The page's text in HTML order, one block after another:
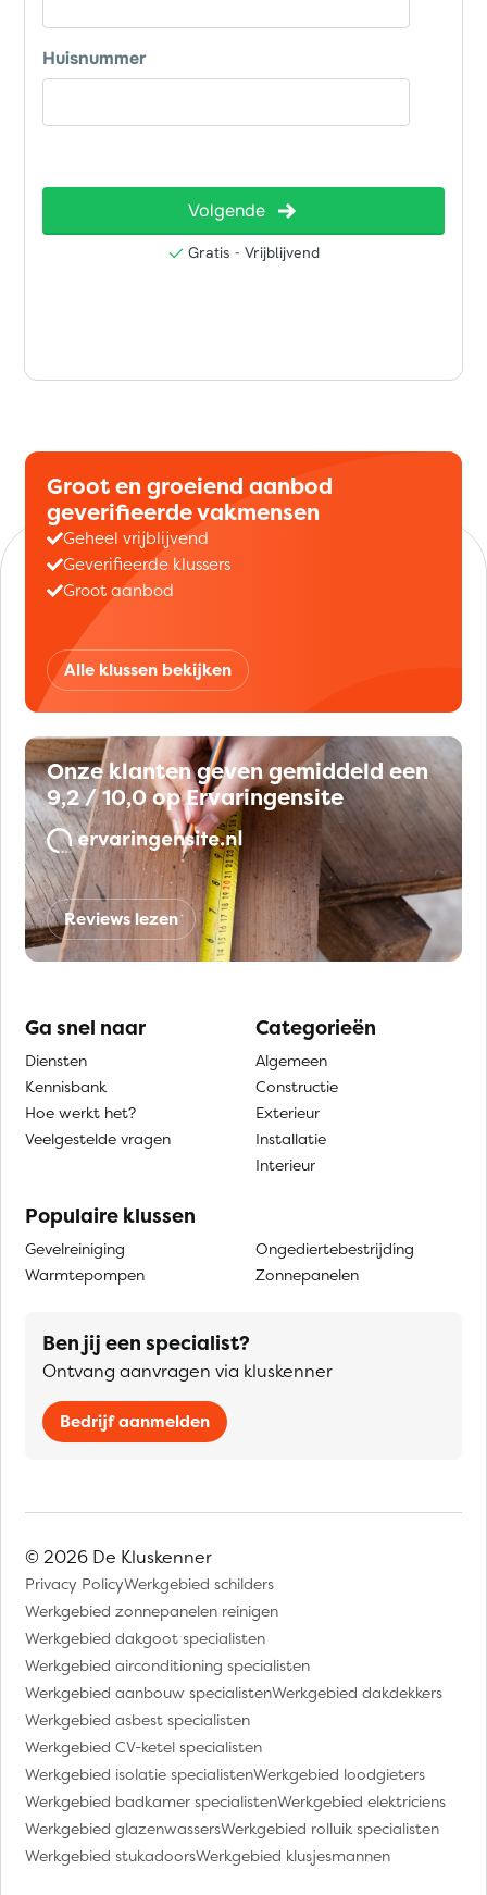
Groot en groeiend aanbod
geverifieerde vakmensen
Geheel vrijblijvend
Geverifieerde klussers
Groot aanbod
Alle klussen bekijken
Onze klanten geven gemiddeld een
9,2 / 10,0 op Ervaringensite
Reviews lezen
Ga snel naar
Diensten
Kennisbank
Hoe werkt het?
Veelgestelde vragen
Categorieën
Algemeen
Constructie
Exterieur
Installatie
Interieur
Populaire klussen
Gevelreiniging
Warmtepompen
Ongediertebestrijding
Zonnepanelen
Ben jij een specialist?
Ontvang aanvragen via kluskenner
Bedrijf aanmelden
© 2026 De Kluskenner
Privacy PolicyWerkgebied schilders
Werkgebied zonnepanelen reinigen
Werkgebied dakgoot specialisten
Werkgebied airconditioning specialisten
Werkgebied aanbouw specialistenWerkgebied dakdekkers
Werkgebied asbest specialisten
Werkgebied CV-ketel specialisten
Werkgebied isolatie specialistenWerkgebied loodgieters
Werkgebied badkamer specialistenWerkgebied elektriciens
Werkgebied glazenwassersWerkgebied rolluik specialisten
Werkgebied stukadoorsWerkgebied klusjesmannen